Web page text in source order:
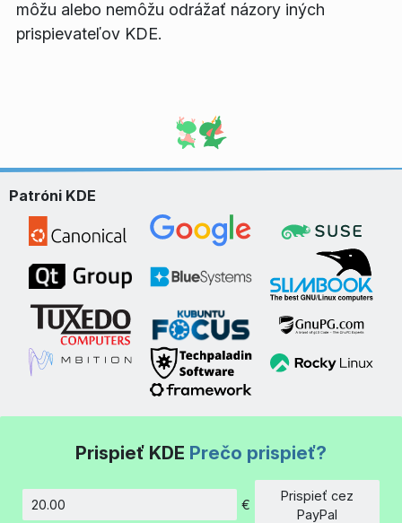
môžu alebo nemôžu odrážať názory iných
prispievateľov KDE.
Patróni KDE
Prispieť KDE Prečo prispieť?
Množstvo
€
Prispieť cez
PayPal